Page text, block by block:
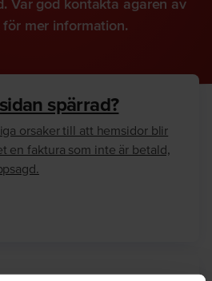
Var god kontakta ägaren av
mer information.
spärrad?
orsaker till att hemsidor blir
en faktura som inte är betald,